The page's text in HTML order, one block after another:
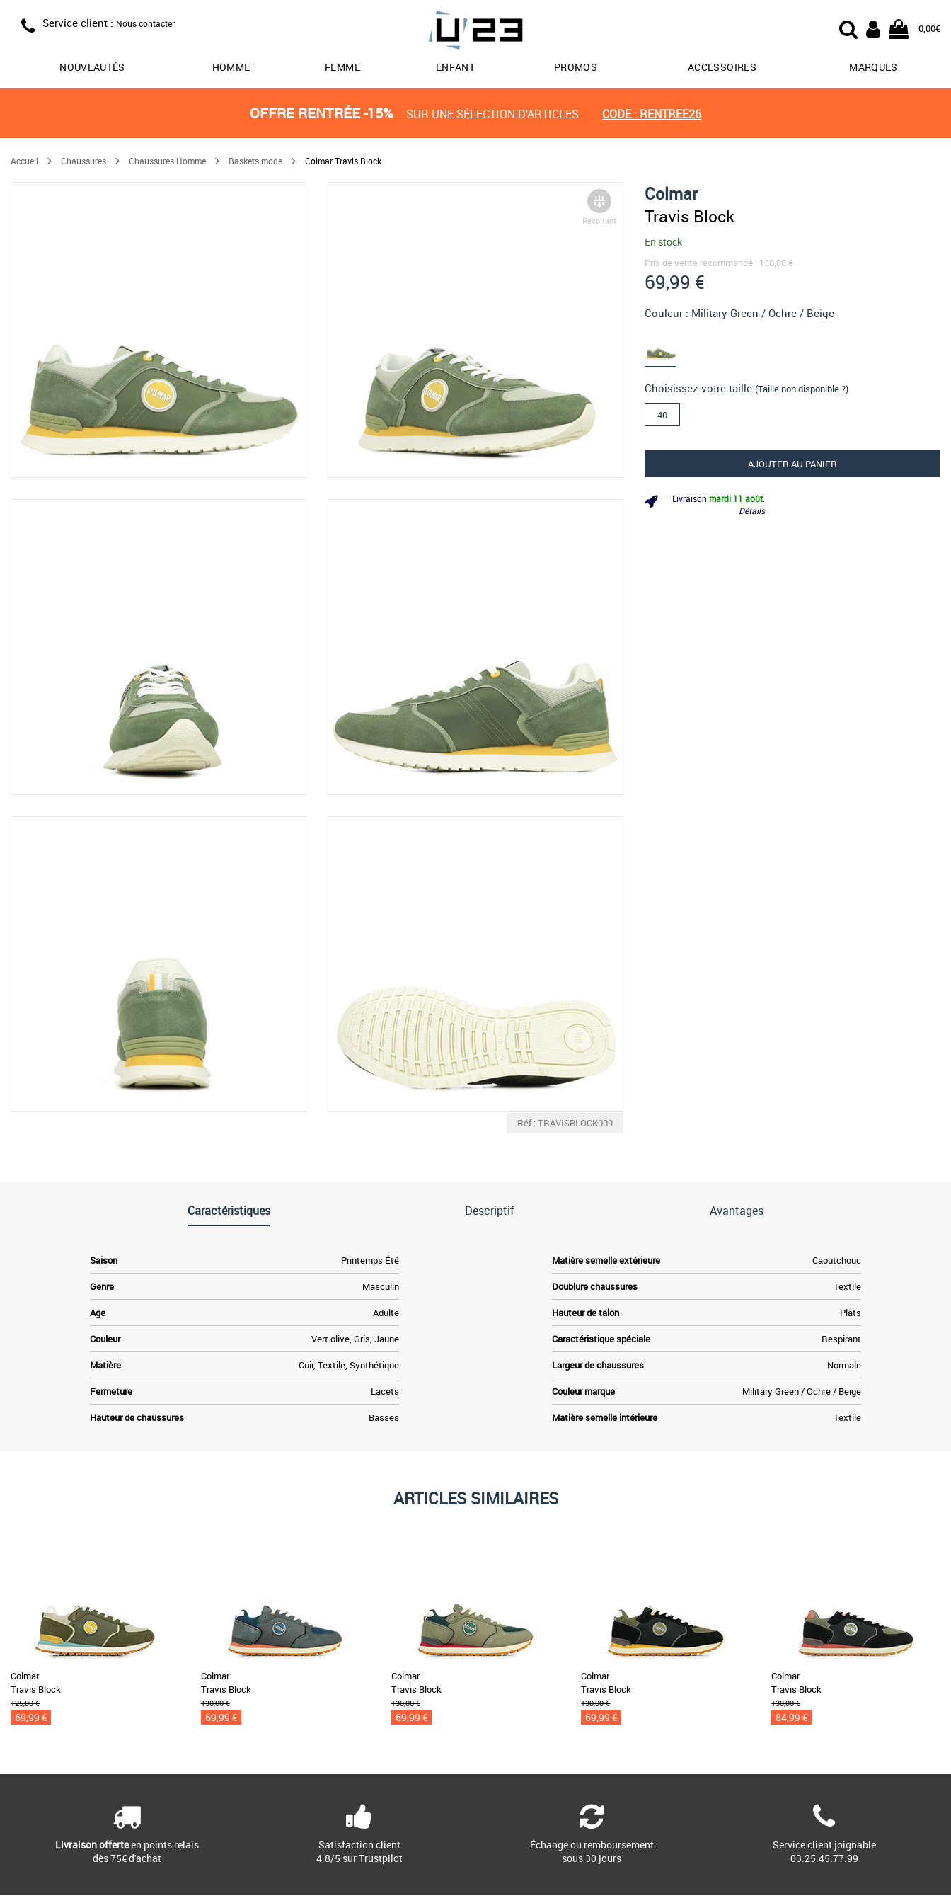
Service client : Nous contacter 0,00€
NOUVEAUTÉS HOMME FEMME ENFANT PROMOS ACCESSOIRES MARQUES
OFFRE RENTRÉE -15% SUR UNE SÉLECTION D'ARTICLES CODE : RENTREE26
Accueil Chaussures Chaussures Homme Baskets mode Colmar Travis Block
Respirant
Réf : TRAVISBLOCK009
Colmar
Travis Block
En stock
Prix de vente recommandé : 130,00 €
69,99 €
Couleur : Military Green / Ochre / Beige
Choisissez votre taille (Taille non disponible ?)
40
AJOUTER AU PANIER
Livraison mardi 11 août
Détails
Caractéristiques Descriptif Avantages
Saison Printemps Été
Genre Masculin
Age Adulte
Couleur Vert olive, Gris, Jaune
Matière Cuir, Textile, Synthétique
Fermeture Lacets
Hauteur de chaussures Basses
Matière semelle extérieure Caoutchouc
Doublure chaussures Textile
Hauteur de talon Plats
Caractéristique spéciale Respirant
Largeur de chaussures Normale
Couleur marque Military Green / Ochre / Beige
Matière semelle intérieure Textile
ARTICLES SIMILAIRES
Colmar
Travis Block
125,00 €
69,99 €
Colmar
Travis Block
130,00 €
69,99 €
Colmar
Travis Block
130,00 €
69,99 €
Colmar
Travis Block
130,00 €
69,99 €
Colmar
Travis Block
130,00 €
84,99 €
Livraison offerteen points relais
dès 75€ d'achat
Satisfaction client
4.8/5 sur Trustpilot
Échange ou remboursement
sous 30 jours
Service client joignable
03.25.45.77.99